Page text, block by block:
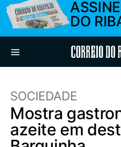
DO
Correio
SOCIEDADE
Mostra
azeite em